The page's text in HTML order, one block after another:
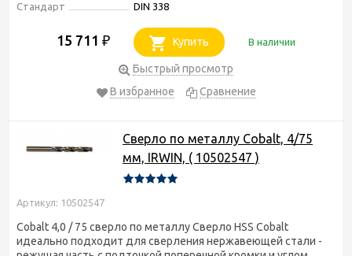
Стандарт DIN 338
15 711 ₽ Купить В наличии
Быстрый просмотр
В избранное
Сравнение
Сверло по металлу Cobalt, 4/75
мм, IRWIN, ( 10502547 )
Артикул: 10502547
Cobalt 4,0 / 75 сверло по металлу Сверло HSS Cobalt
идеально подходит для сверления нержавеющей стали -